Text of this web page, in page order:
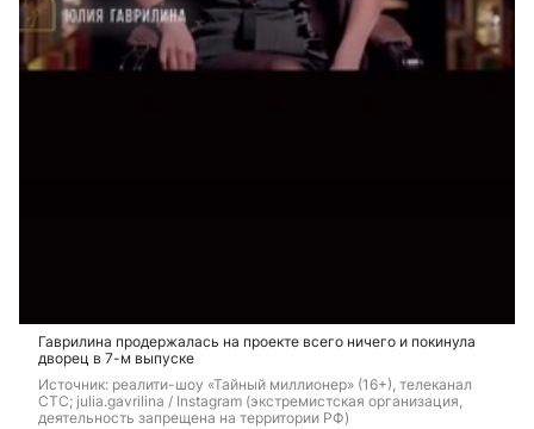
Гаврилина продержалась на проекте всего ничего и покинула
дворец в 7-м выпуске
Источник: реалити-шоу «Тайный миллионер» (16+), телеканал
СТС; julia.gavrilina / Instagram (экстремистская организация,
деятельность запрещена на территории РФ)